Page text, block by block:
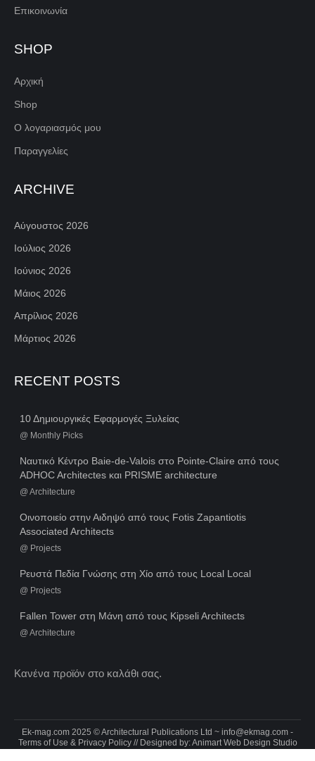
Επικοινωνία
SHOP
Αρχική
Shop
Ο λογαριασμός μου
Παραγγελίες
ARCHIVE
Αύγουστος 2026
Ιούλιος 2026
Ιούνιος 2026
Μάιος 2026
Απρίλιος 2026
Μάρτιος 2026
RECENT POSTS
10 Δημιουργικές Εφαρμογές Ξυλείας
@ Monthly Picks
Ναυτικό Κέντρο Baie-de-Valois στο Pointe-Claire από τους
ADHOC Architectes και PRISME architecture
@ Architecture
Οινοποιείο στην Αιδηψό από τους Fotis Zapantiotis
Associated Architects
@ Projects
Ρευστά Πεδία Γνώσης στη Χίο από τους Local Local
@ Projects
Fallen Tower στη Μάνη από τους Kipseli Architects
@ Architecture
Κανένα προϊόν στο καλάθι σας.
Ek-mag.com 2025 © Architectural Publications Ltd ~ info@ekmag.com -
Terms of Use & Privacy Policy// Designed by:Animart Web Design Studio